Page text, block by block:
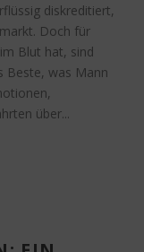
diskreditiert,
Doch für
Blut hat, sind
Beste, was Mann
über...